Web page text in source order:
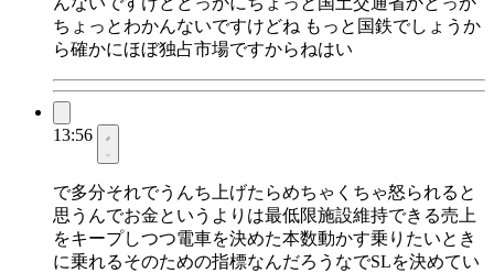
ちょっとわかんないですけどね もっと国鉄でしょうか
ら確かにほぼ独占市場ですからねはい
13:56
で多分それでうんち上げたらめちゃくちゃ怒られると
思うんでお金というよりは最低限施設維持できる売上
をキープしつつ電車を決めた本数動かす乗りたいとき
に乗れるそのための指標なんだろうなでSLを決めてい